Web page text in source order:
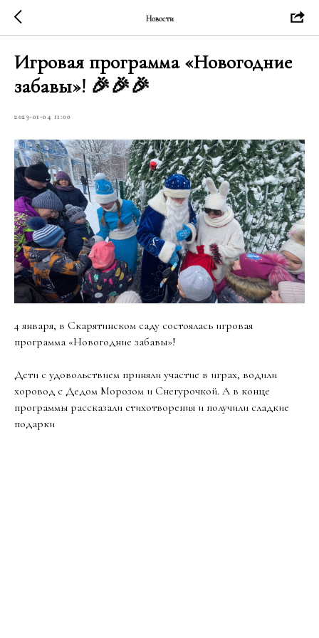
Новости
Игровая программа «Новогодние
забавы»! 🎉🎉🎉
2023-01-04 11:00
4 января, в Скарятинском саду состоялась игровая
программа «Новогодние забавы»!
Дети с удовольствием приняли участие в играх, водили
хоровод с Дедом Морозом и Снегурочкой. А в конце
программы рассказали стихотворения и получили сладкие
подарки